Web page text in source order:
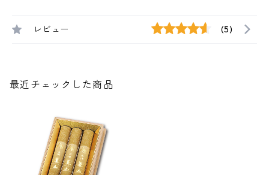
レビュー (5)
最近チェックした商品